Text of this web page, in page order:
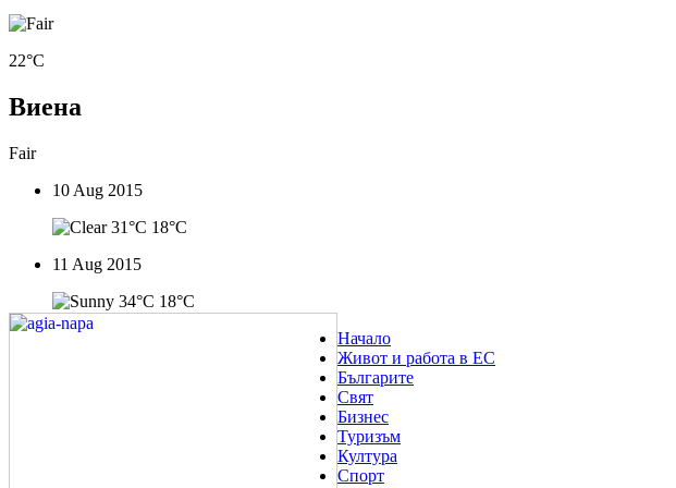
22°C
Виена
Fair
10 Aug 2015
31°C 18°C
11 Aug 2015
34°C 18°C
Начало
Живот и работа в ЕС
Българите
Свят
Бизнес
Туризъм
Култура
Спорт